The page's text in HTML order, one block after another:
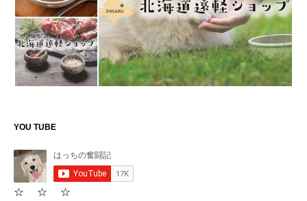
YOU TUBE
☆ ☆ ☆